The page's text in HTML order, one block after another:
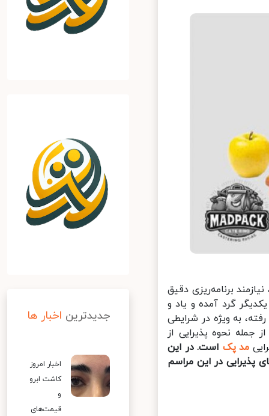
برنامه‌ریزی دقیق
گرد آمده و یاد و
به ویژه در شرایطی
نحوه پذیرایی از
مد پکاست. در این
در این مراسم
جدیدترین اخبار ها
اخبار امروز
کاشت ابرو
قیمت‌های